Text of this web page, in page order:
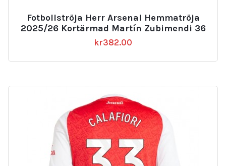
Fotbollströja Herr Arsenal Hemmatröja
2025/26 Kortärmad Martín Zubimendi 36
kr382.00